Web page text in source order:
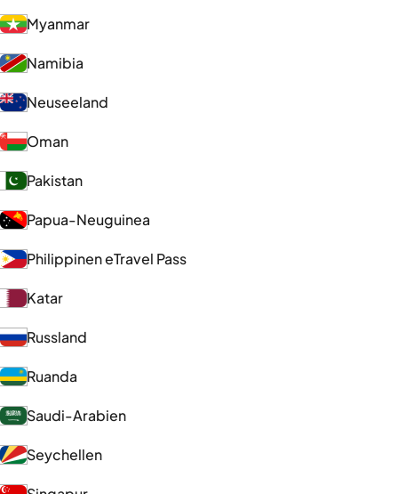
Myanmar
Namibia
Neuseeland
Oman
Pakistan
Papua-Neuguinea
Philippinen eTravel Pass
Katar
Russland
Ruanda
Saudi-Arabien
Seychellen